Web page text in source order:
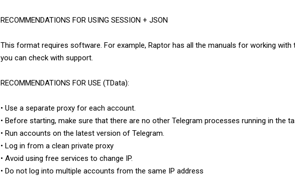
RECOMMENDATIONS FOR USING SESSION + JSON
This format requires software. For example, Raptor has all the manuals for working
you can check with support.
RECOMMENDATIONS FOR USE (TData):
• Use a separate proxy for each account.
• Before starting, make sure that there are no other Telegram processes running in the
• Run accounts on the latest version of Telegram.
• Log in from a clean private proxy
• Avoid using free services to change IP.
• Do not log into multiple accounts from the same IP address